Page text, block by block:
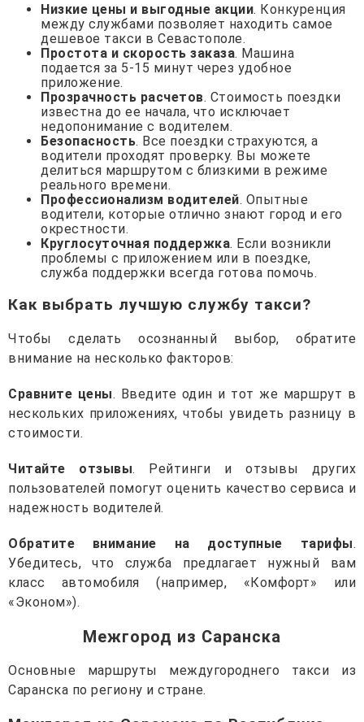
Низкие цены и выгодные акции. Конкуренция
между службами позволяет находить самое
дешевое такси в Севастополе.
Простота и скорость заказа. Машина
подается за 5-15 минут через удобное
приложение.
Прозрачность расчетов. Стоимость поездки
известна до ее начала, что исключает
недопонимание с водителем.
Безопасность. Все поездки страхуются, а
водители проходят проверку. Вы можете
делиться маршрутом с близкими в режиме
реального времени.
Профессионализм водителей. Опытные
водители, которые отлично знают город и его
окрестности.
Круглосуточная поддержка. Если возникли
проблемы с приложением или в поездке,
служба поддержки всегда готова помочь.
Как выбрать лучшую службу такси?
Чтобы сделать осознанный выбор, обратите
внимание на несколько факторов:
Сравните цены. Введите один и тот же маршрут в
нескольких приложениях, чтобы увидеть разницу в
стоимости.
Читайте отзывы. Рейтинги и отзывы других
пользователей помогут оценить качество сервиса и
надежность водителей.
Обратите внимание на доступные тарифы.
Убедитесь, что служба предлагает нужный вам
класс автомобиля (например, «Комфорт» или
«Эконом»).
Межгород из Саранска
Основные маршруты междугороднего такси из
Саранска по региону и стране.